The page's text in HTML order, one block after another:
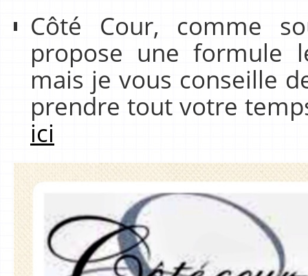
Côté Cour, comme
propose une formule
mais je vous conseille
prendre tout votre
ici